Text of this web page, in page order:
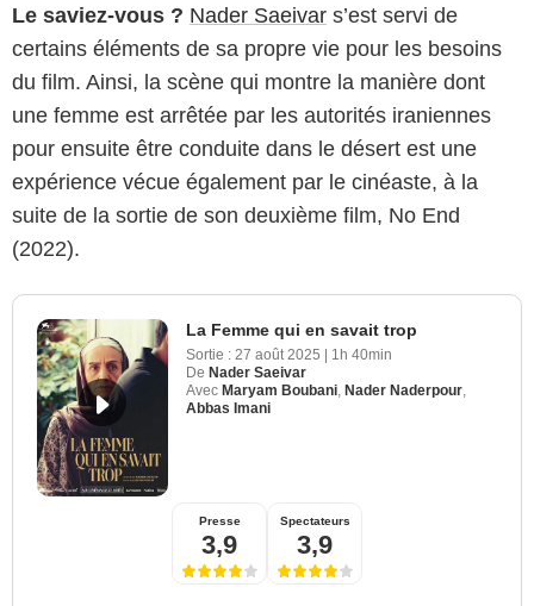
Le saviez-vous ? Nader Saeivar s’est servi de
certains éléments de sa propre vie pour les besoins
du film. Ainsi, la scène qui montre la manière dont
une femme est arrêtée par les autorités iraniennes
pour ensuite être conduite dans le désert est une
expérience vécue également par le cinéaste, à la
suite de la sortie de son deuxième film, No End
(2022).
La Femme qui en savait trop
Sortie : 27 août 2025
1h 40min
De Nader Saeivar
Avec Maryam Boubani, Nader Naderpour,
Abbas Imani
Presse
3,9
Spectateurs
3,9